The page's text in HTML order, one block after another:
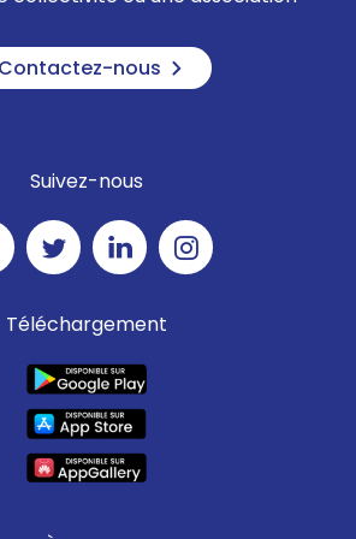
Contactez-nous
Suivez-nous
Téléchargement